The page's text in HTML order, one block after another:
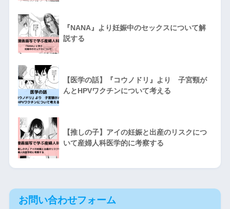
『NANA』より妊娠中のセックスについて解
説する
【医学の話】『コウノドリ』より 子宮頸が
んとHPVワクチンについて考える
【推しの子】アイの妊娠と出産のリスクにつ
いて産婦人科医学的に考察する
お問い合わせフォーム